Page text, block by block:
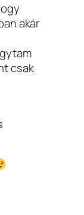
akár
csak